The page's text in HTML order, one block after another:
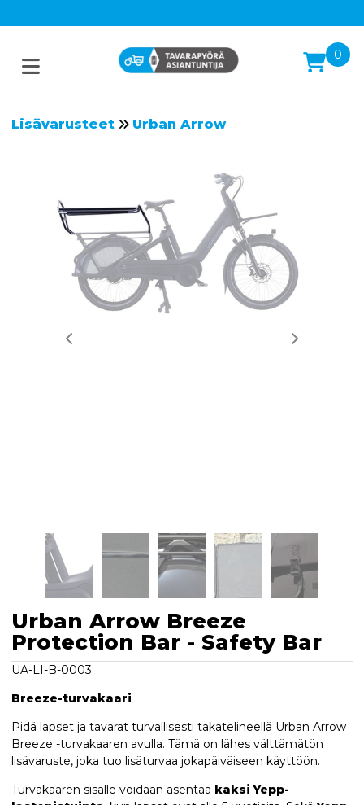
0
Lisävarusteet Urban Arrow
Urban Arrow Breeze
Protection Bar - Safety Bar
UA-LI-B-0003
Breeze-turvakaari
Pidä lapset ja tavarat turvallisesti takatelineellä Urban Arrow
Breeze -turvakaaren avulla. Tämä on lähes välttämätön
lisävaruste, joka tuo lisäturvaa jokapäiväiseen käyttöön.
Turvakaaren sisälle voidaan asentaa kaksi Yepp-